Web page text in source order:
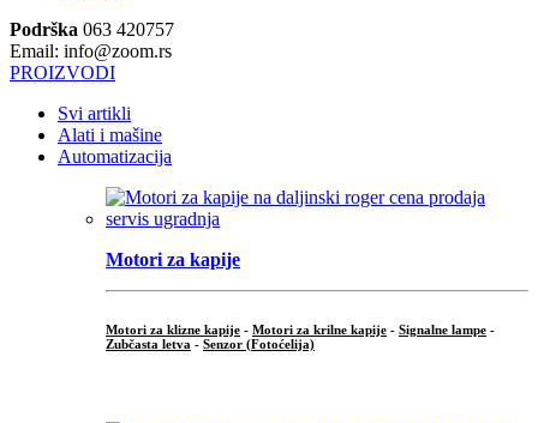
Podrška 063 420757
Email: info@zoom.rs
PROIZVODI
Svi artikli
Alati i mašine
Automatizacija
Motori za kapije
Motori za klizne kapije - Motori za krilne kapije - Signalne lampe -
Zubčasta letva - Senzor (Fotoćelija)